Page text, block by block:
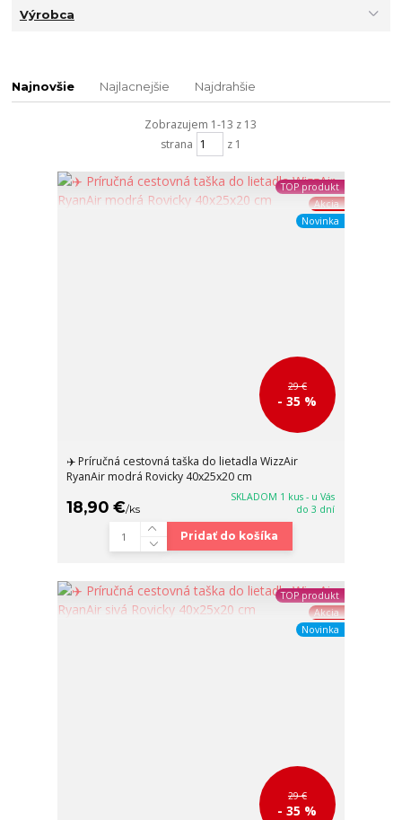
Výrobca
Najnovšie Najlacnejšie Najdrahšie
Zobrazujem 1-13 z 13
strana
z 1
TOP produkt
Akcia
Novinka
29 €
- 35 %
✈️ Príručná cestovná taška do lietadla WizzAir
RyanAir modrá Rovicky 40x25x20 cm
18,90 €/ks
SKLADOM 1 kus - u Vás
do 3 dní
Pridať do košíka
TOP produkt
Akcia
Novinka
29 €
- 35 %